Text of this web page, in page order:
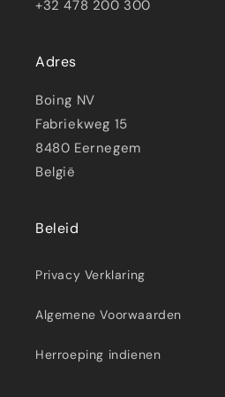
+32 478 200 300
Adres
Boing NV
Fabriekweg 15
8480 Eernegem
België
Beleid
Privacy Verklaring
Algemene Voorwaarden
Herroeping indienen